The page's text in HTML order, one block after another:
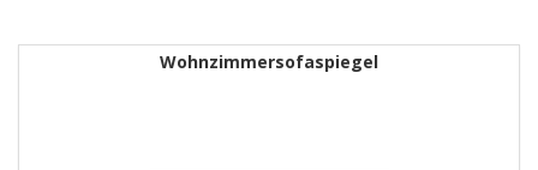
Wohnzimmersofaspiegel